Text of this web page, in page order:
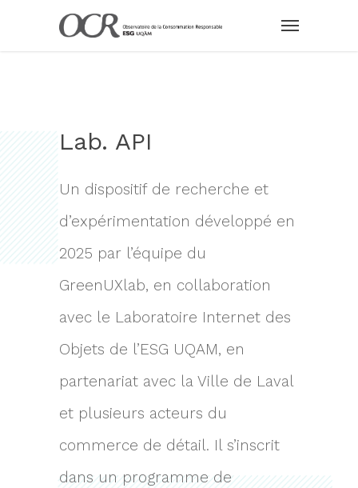
Lab. API
Un dispositif de recherche et
d’expérimentation développé en
2025 par l’équipe du
GreenUXlab, en collaboration
avec le Laboratoire Internet des
Objets de l’ESG UQAM, en
partenariat avec la Ville de Laval
et plusieurs acteurs du
commerce de détail. Il s’inscrit
dans un programme de